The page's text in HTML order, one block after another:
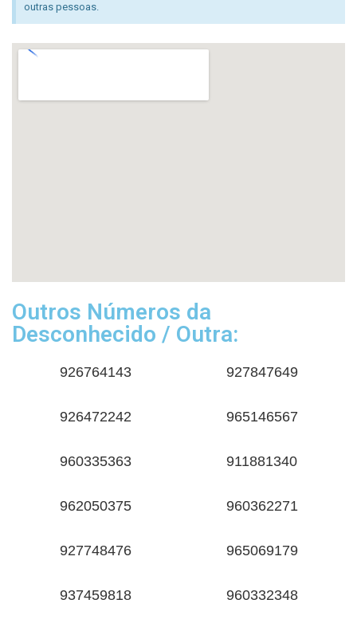
outras pessoas.
Outros Números da
Desconhecido / Outra:
926764143 927847649
926472242 965146567
960335363 911881340
962050375 960362271
927748476 965069179
937459818 960332348